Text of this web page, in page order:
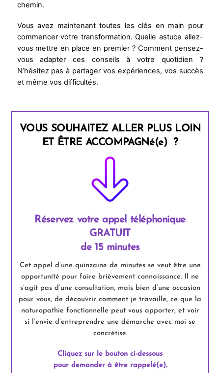
chemin.
Vous avez maintenant toutes les clés en main pour
commencer votre transformation. Quelle astuce allez-
vous mettre en place en premier ? Comment pensez-
vous adapter ces conseils à votre quotidien ?
N’hésitez pas à partager vos expériences, vos succès
et même vos difficultés.
VOUS SOUHAITEZ ALLER PLUS LOIN
ET ÊTRE ACCOMPAGNé(e) ?
Réservez votre appel téléphonique
GRATUIT
de 15 minutes
Cet appel d’une quinzaine de minutes se veut être une
opportunité pour faire brièvement connaissance. Il ne
s’agit pas d’une consultation, mais bien d’une occasion
pour vous, de découvrir comment je travaille, ce que la
naturopathie fonctionnelle peut vous apporter, et voir
si l’envie d’entreprendre une démarche avec moi se
concrétise.
Cliquez sur le bouton ci-dessous
pour demander à être rappelé(e).